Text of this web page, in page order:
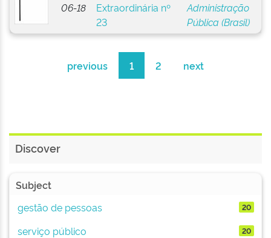
06-18
Extraordinária nº
23
Administração
Pública (Brasil)
previous 1 2 next
Discover
Subject
gestão de pessoas
20
serviço público 20